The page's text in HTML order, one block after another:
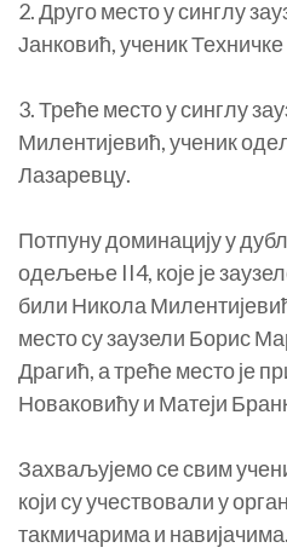
2. Друго место у синглу
Јанковић, ученик
3. Треће место у синглу
Милентијевић, ученик
Лазаревцу.
Потпуну доминацију у
одељење II4, које је
били Никола
место су заузели Борис
Драгић, а треће место је
Новаковићу и Матеји
Захваљујемо се свим
који су учествовали у
такмичарима и навијачима.